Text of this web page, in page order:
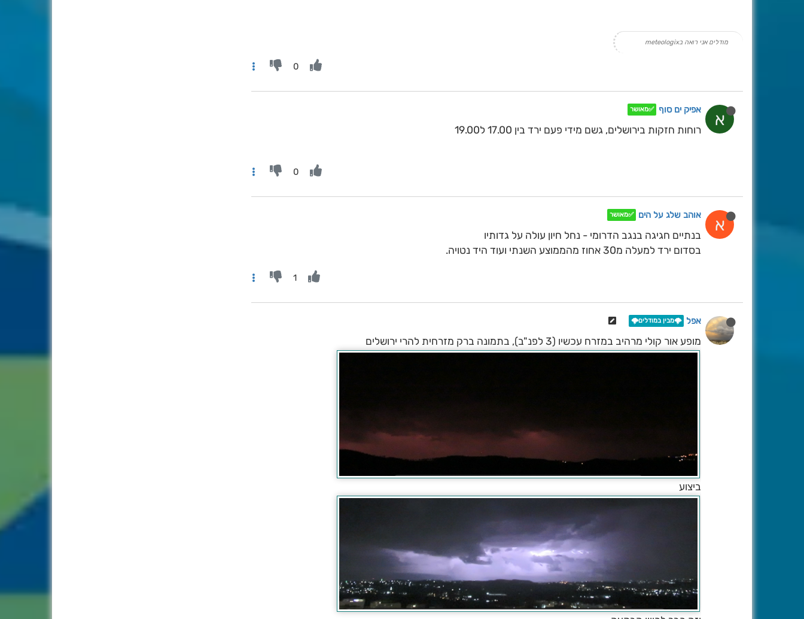
מודלים אני רואה בmeteologix
0
א אפיק ים סוף ✅מאושר
רוחות חזקות בירושלים, גשם מידי פעם ירד בין 17.00 ל19.00
0
א אוהב שלג על הים ✅מאושר
בנתיים חגיגה בנגב הדרומי - נחל חיון עולה על גדותיו
בסדום ירד למעלה מ30 אחוז מהממוצע השנתי ועוד היד נטויה.
1
אפל 🌩️מבין במודלים🌩️
מופע אור קולי מרהיב במזרח עכשיו (3 לפנ"ב), בתמונה ברק מזרחית להרי ירושלים
ביצוע